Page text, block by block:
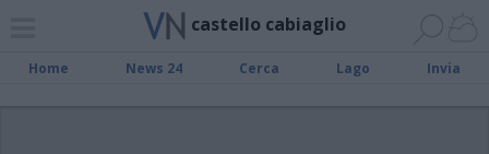
castello cabiaglio
Home News 24 Cerca Lago Invia